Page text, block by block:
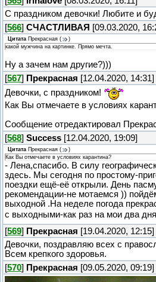
С праздником девочки! Любите и
[566] СЧАСТЛИВАЯ [09.03.2020,
Цитата Прекрасная (
)
какой мужчина на картинке. Прямо мечта.
Ну а зачем нам другие?)))
[567] Прекрасная [12.04.2020, 14:31]
Девочки, с праздником!
Как Вы отмечаете в условиях
Сообщение отредактировал
[568] Success [12.04.2020, 19:09]
Цитата Прекрасная (
)
Как Вы отмечаете в условиях карантина?
- Лена,спасибо. В силу
здесь. Мы сегодня по простому-
поездки ещё-её открыли. День
рекомендации-не мотаемся ))
выходной .На неделе погода
с выходными-как раз на мои два
[569] Прекрасная [19.04.2020, 12:15]
Девочки, поздравляю всех с
Всем крепкого здоровья.
[570] Прекрасная [09.05.2020, 09:19]